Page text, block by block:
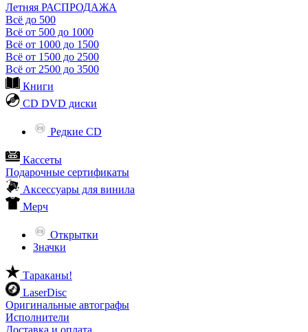
Летняя РАСПРОДАЖА
Всё до 500
Всё от 500 до 1000
Всё от 1000 до 1500
Всё от 1500 до 2500
Всё от 2500 до 3500
Книги
CD DVD диски
Редкие CD
Кассеты
Подарочные сертификаты
Аксессуары для винила
Мерч
Открытки
Значки
Тараканы!
LaserDisc
Оригинальные автографы
Исполнители
Доставка и оплата